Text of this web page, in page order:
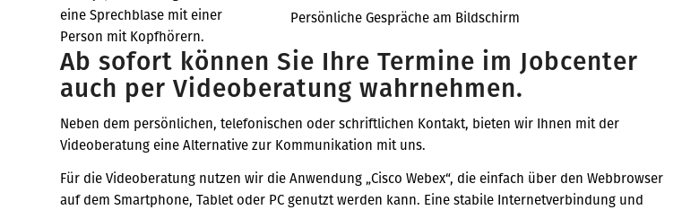
Persönliche Gespräche am Bildschirm
Ab sofort können Sie Ihre Termine im Jobcenter
auch per Videoberatung wahrnehmen.
Neben dem persönlichen, telefonischen oder schriftlichen Kontakt, bieten wir Ihnen mit der
Videoberatung eine Alternative zur Kommunikation mit uns.
Für die Videoberatung nutzen wir die Anwendung „Cisco Webex“, die einfach über den Webbrowser
auf dem Smartphone, Tablet oder PC genutzt werden kann. Eine stabile Internetverbindung und